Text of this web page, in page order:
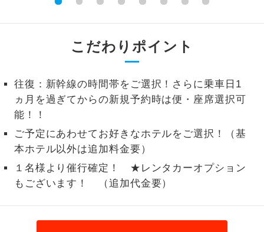
こだわりポイント
往復：新幹線の時間帯をご選択！さらに乗車日1
ヵ月を過ぎてからの新規予約時は便・座席選択可
能！！
ご予定にあわせてお好きなホテルをご選択！（基
本ホテル以外は追加料金要）
１名様より催行確定！ ★レンタカーオプション
もございます！ （追加代金要）
事の心配はいりません。（機内食を除
お部屋にてゆっくりとお召し上がりいた
トラベルイヤ
ホン
周りの音を気にせず、ガイドさんの説明
1名様催行
1名様から出発可能な個人型プランで
す。
2名様催行
2名様から出発可能な個人型プランで
す。
加限定